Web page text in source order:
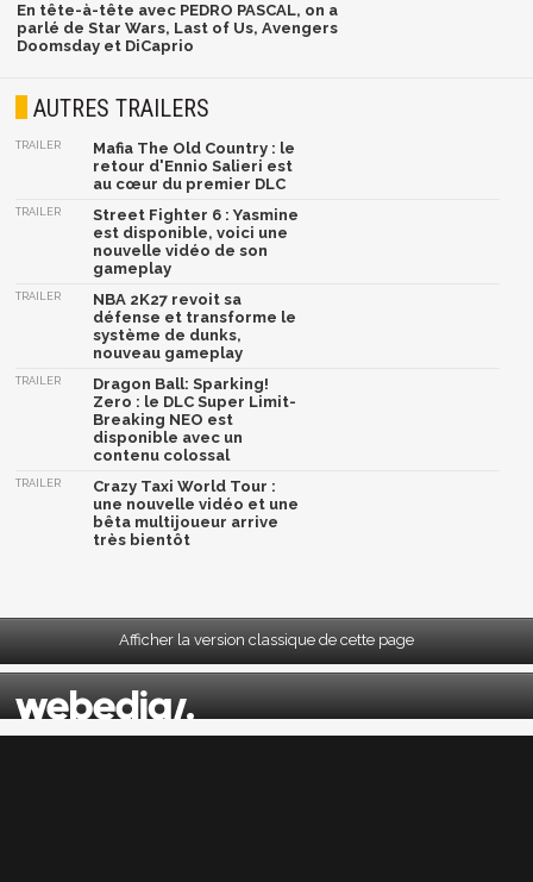
En tête-à-tête avec PEDRO PASCAL, on a
parlé de Star Wars, Last of Us, Avengers
Doomsday et DiCaprio
AUTRES TRAILERS
TRAILER
Mafia The Old Country : le
retour d'Ennio Salieri est
au cœur du premier DLC
TRAILER
Street Fighter 6 : Yasmine
est disponible, voici une
nouvelle vidéo de son
gameplay
TRAILER
NBA 2K27 revoit sa
défense et transforme le
système de dunks,
nouveau gameplay
TRAILER
Dragon Ball: Sparking!
Zero : le DLC Super Limit-
Breaking NEO est
disponible avec un
contenu colossal
TRAILER
Crazy Taxi World Tour :
une nouvelle vidéo et une
bêta multijoueur arrive
très bientôt
Afficher la version classique de cette page